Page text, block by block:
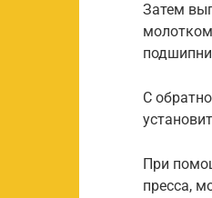
Затем
С
При
пресса,